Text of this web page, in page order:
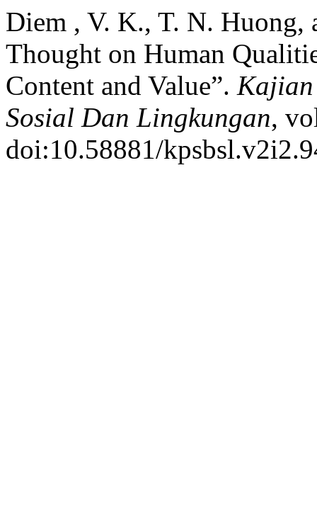
Diem , V. K., T. N. Huong,
Thought on Human
Content and Value”. Kajian
Sosial Dan Lingkungan,
doi:10.58881/